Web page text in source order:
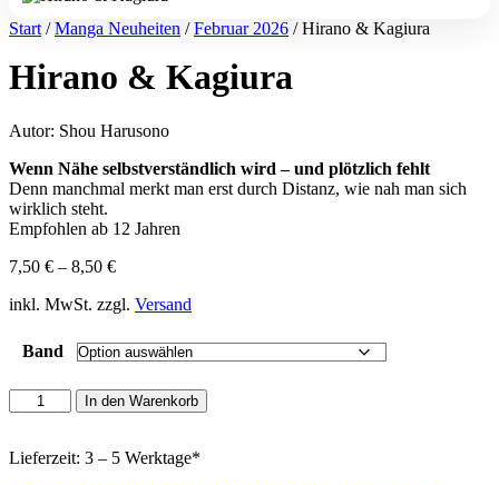
Start /Manga Neuheiten /Februar 2026 / Hirano & Kagiura
Hirano & Kagiura
Autor: Shou Harusono
Wenn Nähe selbstverständlich wird – und plötzlich fehlt
Denn manchmal merkt man erst durch Distanz, wie nah man sich
wirklich steht.
Empfohlen ab 12 Jahren
7,50 € – 8,50 €
inkl. MwSt. zzgl. Versand
Band
Hirano
&
Menge
In den Warenkorb
Lieferzeit: 3 – 5 Werktage*